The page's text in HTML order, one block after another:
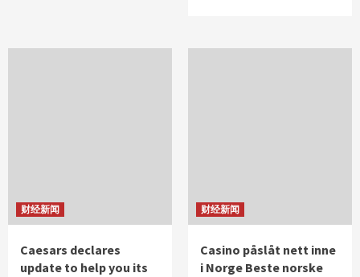
财经新闻
Caesars declares
update to help you its
财经新闻
Casino påslåt nett inne
i Norge Beste norske